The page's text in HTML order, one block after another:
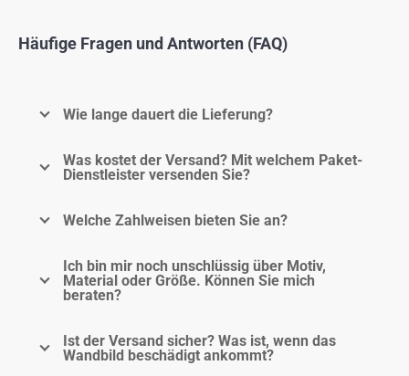
Häufige Fragen und Antworten (FAQ)
Wie lange dauert die Lieferung?
Was kostet der Versand? Mit welchem Paket-
Dienstleister versenden Sie?
Welche Zahlweisen bieten Sie an?
Ich bin mir noch unschlüssig über Motiv,
Material oder Größe. Können Sie mich
beraten?
Ist der Versand sicher? Was ist, wenn das
Wandbild beschädigt ankommt?